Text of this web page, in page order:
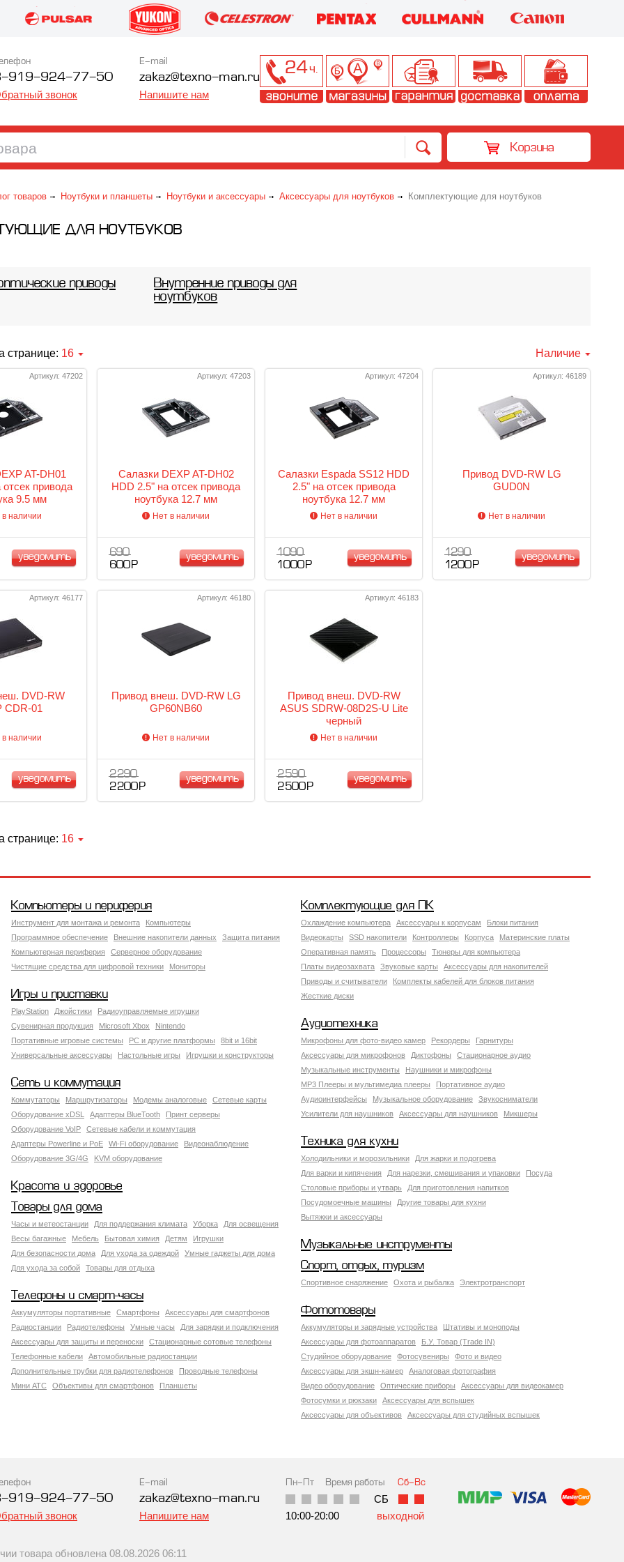
919-924-77-50
звонок
E-mail
zakaz@texno-man.ru
Напишите нам
Корзина
товаров Ноутбуки и планшеты Ноутбуки и аксессуары Аксессуары для ноутбуков Комплектующие для ноутбуков
ДЛЯ НОУТБУКОВ
приводы
Внутренние приводы для
ноутбуков
странице: 16 Наличие
Артикул: 47202
AT-DH01
привода
9.5 мм
наличии
уведомить
Артикул: 47203
Салазки DEXP AT-DH02
HDD 2.5" на отсек привода
ноутбука 12.7 мм
Нет в наличии
690
600 Р
уведомить
Артикул: 47204
Салазки Espada SS12 HDD
2.5" на отсек привода
ноутбука 12.7 мм
Нет в наличии
1 090
1 000 Р
уведомить
Артикул: 46189
Привод DVD-RW LG
GUD0N
Нет в наличии
1 290
1 200 Р
уведомить
Артикул: 46177
DVD-RW
CDR-01
наличии
уведомить
Артикул: 46180
Привод внеш. DVD-RW LG
GP60NB60
Нет в наличии
2 290
2 200 Р
уведомить
Артикул: 46183
Привод внеш. DVD-RW
ASUS SDRW-08D2S-U Lite
черный
Нет в наличии
2 590
2 500 Р
уведомить
странице: 16
Компьютеры и периферия
Инструмент для монтажа и ремонта
Компьютеры
Программное обеспечение
Внешние накопители данных
Защита питания
Компьютерная периферия
Серверное оборудование
Чистящие средства для цифровой техники
Мониторы
Комплектующие для ПК
Охлаждение компьютера Аксессуары к корпусам
Блоки питания
Видеокарты
SSD накопители Контроллеры Корпуса
Материнские платы
Оперативная память
Процессоры
Тюнеры для компьютера
Платы видеозахвата
Звуковые карты
Аксессуары для накопителей
Приводы и считыватели
Комплекты кабелей для блоков питания
Жесткие диски
Игры и приставки
PlayStation Джойстики
Радиоуправляемые игрушки
Сувенирная продукция
Microsoft Xbox
Nintendo
Портативные игровые системы
PC и другие платформы
8bit и 16bit
Универсальные аксессуары
Настольные игры Игрушки и конструкторы
Аудиотехника
Микрофоны для фото-видео камер Рекордеры
Гарнитуры
Аксессуары для микрофонов
Диктофоны
Стационарное аудио
Музыкальные инструменты
Наушники и микрофоны
MP3 Плееры и мультимедиа плееры
Портативное аудио
Аудиоинтерфейсы
Музыкальное оборудование
Звукосниматели
Усилители для наушников
Аксессуары для наушников Микшеры
Сеть и коммутация
Коммутаторы Маршрутизаторы Модемы аналоговые
Сетевые карты
Оборудование xDSL
Адаптеры BlueTooth
Принт серверы
Оборудование VoIP
Сетевые кабели и коммутация
Адаптеры Powerline и PoE
Wi-Fi оборудование
Видеонаблюдение
Оборудование 3G/4G
KVM оборудование
Техника для кухни
Холодильники и морозильники
Для жарки и подогрева
Для варки и кипячения
Для нарезки, смешивания и упаковки
Посуда
Столовые приборы и утварь
Для приготовления напитков
Посудомоечные машины
Другие товары для кухни
Вытяжки и аксессуары
Красота и здоровье
Товары для дома
Часы и метеостанции Для поддержания климата Уборка
Для освещения
Весы багажные
Мебель Бытовая химия Детям
Игрушки
Для безопасности дома
Для ухода за одеждой
Умные гаджеты для дома
Для ухода за собой
Товары для отдыха
Музыкальные инструменты
Спорт, отдых, туризм
Спортивное снаряжение Охота и рыбалка Электротранспорт
Телефоны и смарт-часы
Аккумуляторы портативные Смартфоны
Аксессуары для смартфонов
Радиостанции
Радиотелефоны Умные часы
Для зарядки и подключения
Аксессуары для защиты и переноски
Стационарные сотовые телефоны
Телефонные кабели
Автомобильные радиостанции
Дополнительные трубки для радиотелефонов
Проводные телефоны
Мини АТС
Объективы для смартфонов Планшеты
Фототовары
Аккумуляторы и зарядные устройства
Штативы и моноподы
Аксессуары для фотоаппаратов
Б.У. Товар (Trade IN)
Студийное оборудование
Фотосувениры
Фото и видео
Аксессуары для экшн-камер
Аналоговая фотография
Видео оборудование
Оптические приборы
Аксессуары для видеокамер
Фотосумки и рюкзаки
Аксессуары для вспышек
Аксессуары для объективов
Аксессуары для студийных вспышек
919-924-77-50
звонок
E-mail
zakaz@texno-man.ru
Напишите нам
Пн-Пт Время работы Сб-Вс
10:00-20:00 выходной
СБ
товара обновлена 08.08.2026 06:11